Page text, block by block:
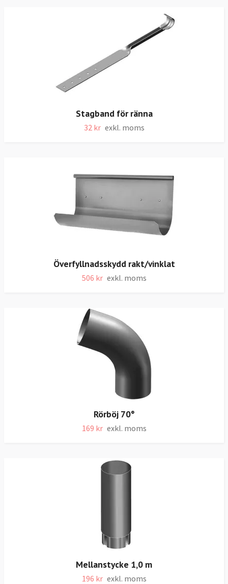
Stagband för ränna
32 kr exkl. moms
Överfyllnadsskydd rakt/vinklat
506 kr exkl. moms
Rörböj 70°
169 kr exkl. moms
Mellanstycke 1,0 m
196 kr exkl. moms